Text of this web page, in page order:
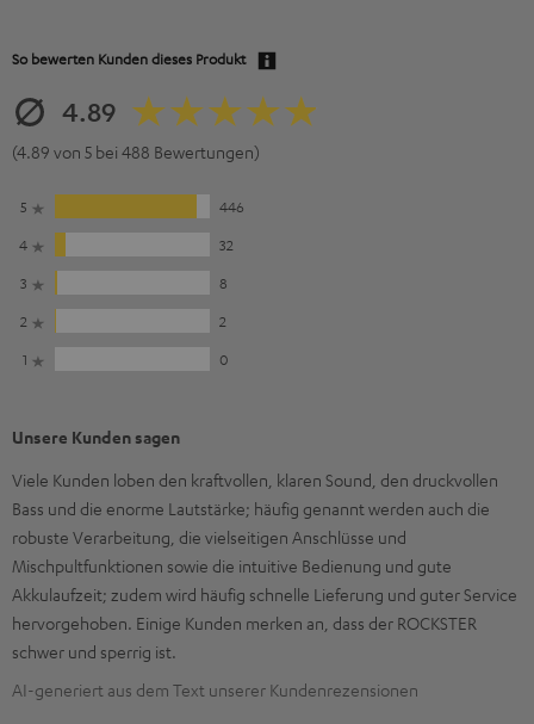
So bewerten Kunden dieses Produkt
4.89
(4.89 von 5 bei 488 Bewertungen)
5
446
4
32
3
8
2
2
1
0
Unsere Kunden sagen
Viele Kunden loben den kraftvollen, klaren Sound, den druckvollen
Bass und die enorme Lautstärke; häufig genannt werden auch die
robuste Verarbeitung, die vielseitigen Anschlüsse und
Mischpultfunktionen sowie die intuitive Bedienung und gute
Akkulaufzeit; zudem wird häufig schnelle Lieferung und guter Service
hervorgehoben. Einige Kunden merken an, dass der ROCKSTER
schwer und sperrig ist.
AI-generiert aus dem Text unserer Kundenrezensionen